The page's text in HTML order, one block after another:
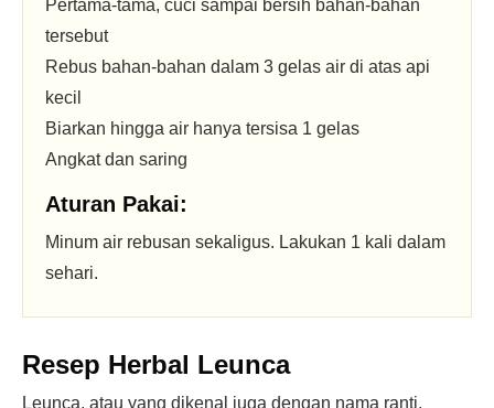
Pertama-tama, cuci sampai bersih bahan-bahan
tersebut
Rebus bahan-bahan dalam 3 gelas air di atas api
kecil
Biarkan hingga air hanya tersisa 1 gelas
Angkat dan saring
Aturan Pakai:
Minum air rebusan sekaligus. Lakukan 1 kali dalam
sehari.
Resep Herbal Leunca
Leunca, atau yang dikenal juga dengan nama ranti,